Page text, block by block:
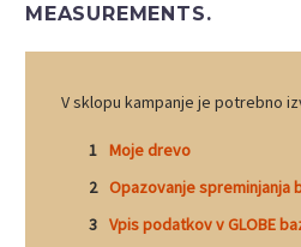
MEASUREMENTS.
V sklopu kampanje je potrebno
Moje drevo
Opazovanje spreminjanja
Vpis podatkov v GLOBE